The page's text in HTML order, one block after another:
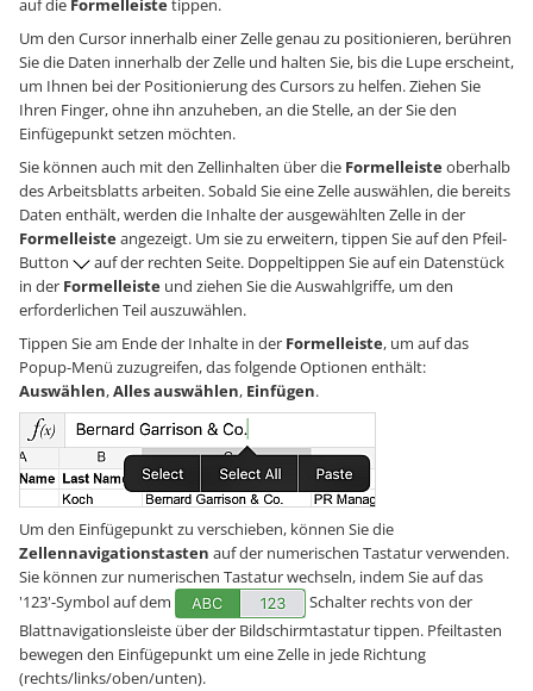
auf die Formelleistetippen.
Um den Cursor innerhalb einer Zelle genau zu positionieren, berühren
Sie die Daten innerhalb der Zelle und halten Sie, bis die Lupe erscheint,
um Ihnen bei der Positionierung des Cursors zu helfen. Ziehen Sie
Ihren Finger, ohne ihn anzuheben, an die Stelle, an der Sie den
Einfügepunkt setzen möchten.
Sie können auch mit den Zellinhalten über die Formelleisteoberhalb
des Arbeitsblatts arbeiten. Sobald Sie eine Zelle auswählen, die bereits
Daten enthält, werden die Inhalte der ausgewählten Zelle in der
Formelleisteangezeigt. Um sie zu erweitern, tippen Sie auf den Pfeil-
Button
auf der rechten Seite. Doppeltippen Sie auf ein Datenstück
in der Formelleiste und ziehen Sie die Auswahlgriffe, um den
erforderlichen Teil auszuwählen.
Tippen Sie am Ende der Inhalte in der Formelleiste, um auf das
Popup-Menü zuzugreifen, das folgende Optionen enthält:
Auswählen,Alles auswählen, Einfügen.
Um den Einfügepunkt zu verschieben, können Sie die
Zellennavigationstasten auf der numerischen Tastatur verwenden.
Sie können zur numerischen Tastatur wechseln, indem Sie auf das
'123'-Symbol auf dem
Schalter rechts von der
Blattnavigationsleiste über der Bildschirmtastatur tippen. Pfeiltasten
bewegen den Einfügepunkt um eine Zelle in jede Richtung
(rechts/links/oben/unten).